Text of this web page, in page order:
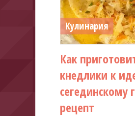
Кулинария
Как
кнедлики к
сегединскому
рецепт